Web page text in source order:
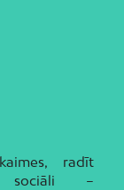
radīt
sociāli –